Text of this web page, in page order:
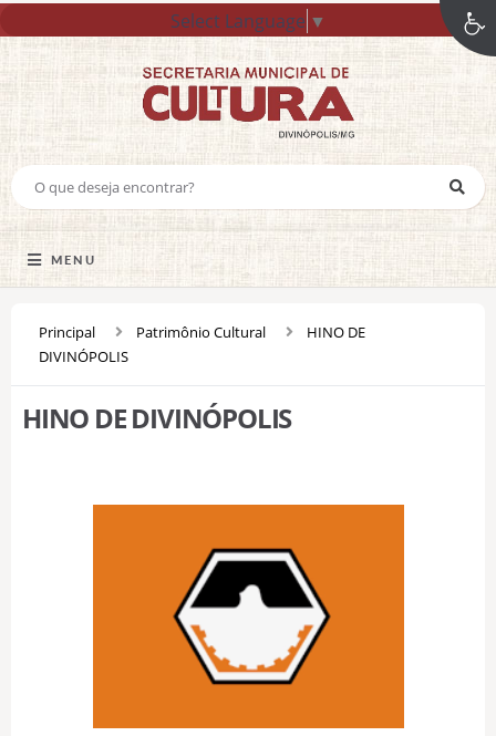
Select Language ▼
MENU
Principal Patrimônio Cultural
HINO DE
DIVINÓPOLIS
HINO DE DIVINÓPOLIS